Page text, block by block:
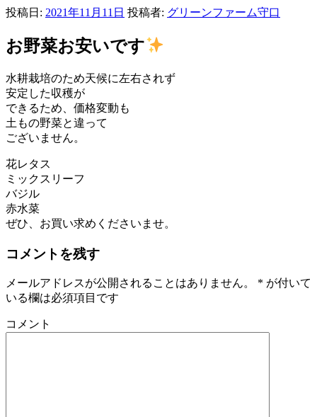
投稿日: 2021年11月11日 投稿者: グリーンファーム守口
お野菜お安いです
水耕栽培のため天候に左右されず
安定した収穫が
できるため、価格変動も
土もの野菜と違って
ございません。
花レタス
ミックスリーフ
バジル
赤水菜
ぜひ、お買い求めくださいませ。
コメントを残す
メールアドレスが公開されることはありません。 * が付いて
いる欄は必須項目です
コメント